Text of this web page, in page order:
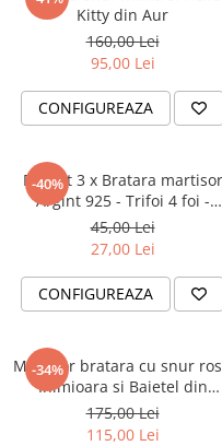
Cadouri pentru Absolvire
Cadou Educatoare /
Profesoare
Cadouri Cupluri
Cercei din aur
Bijuterii Profesii
Bijuterii Pasiuni & Hobby
Bijuterii Tematice Sport
Bijuterii cu mesaj
Bijuterii personalizate cu
Kitty din Aur
160,00 Lei
95,00 Lei
CONFIGUREAZA
-40%
Pachet 3 x Bratara martisor
Argint 925 - Trifoi 4 foi -
Primavara Frumoasa!
45,00 Lei
27,00 Lei
CONFIGUREAZA
-34%
Martisor bratara cu snur
Inimioara si Baietel din
Aur14K
175,00 Lei
115,00 Lei